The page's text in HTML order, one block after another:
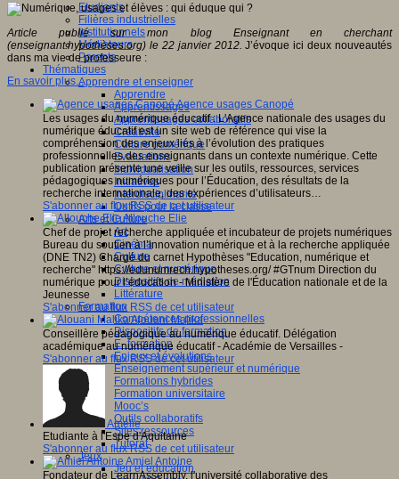
Etudiants
Filières industrielles
Institutionnels
Médiateurs
Parents
Thématiques
Apprendre et enseigner
Apprendre
Apprentissages
Apprentissages collaboratifs
Créativité
Culture numérique
Evaluations
Individualisation
Initiatives
Interdisciplinarité
Outils pour la classe
Arts et Culture
Art
Cinéma
Culture
Culture et numérique
Dispositifs de médiation
Littérature
Formation
Compétences professionnelles
Dispositifs de formation
E- formation
Enjeux et évolutions
Enseignement supérieur et numérique
Formations hybrides
Formation universitaire
Mooc’s
Outils collaboratifs
Sites ressources
Tutorat
Jeux
Jeu et éducation
Article publié sur mon blog Enseignant en cherchant
(enseignant.hypothèses.org) le 22 janvier 2012.J’évoque ici deux nouveautés
dans ma vie de professeure :
En savoir plus...
Agence usages Canopé
Les usages du numérique éducatif : L'Agence nationale des usages du
numérique éducatif est un site web de référence qui vise la
compréhension des enjeux liés à l’évolution des pratiques
professionnelles des enseignants dans un contexte numérique. Cette
publication présente une veille sur les outils, ressources, services
pédagogiques numériques pour l’Éducation, des résultats de la
recherche internationale, des expériences d’utilisateurs…
S'abonner au flux RSS de cet utilisateur
Allouche Elie
Chef de projet recherche appliquée et incubateur de projets numériques
Bureau du soutien à l’innovation numérique et à la recherche appliquée
(DNE TN2) Chargé du carnet Hypothèses "Education, numérique et
recherche" https://edunumrech.hypotheses.org/ #GTnum Direction du
numérique pour l’éducation - Ministère de l'Éducation nationale et de la
Jeunesse
S'abonner au flux RSS de cet utilisateur
Alouani Malika
Conseillère pédagogique au numérique éducatif. Délégation
académique au numérique éducatif - Académie de Versailles -
S'abonner au flux RSS de cet utilisateur
Amélie
Etudiante à l'Espe d'Aquitaine
S'abonner au flux RSS de cet utilisateur
Amiel Antoine
Fondateur de LearnAssembly, l'université collaborative des